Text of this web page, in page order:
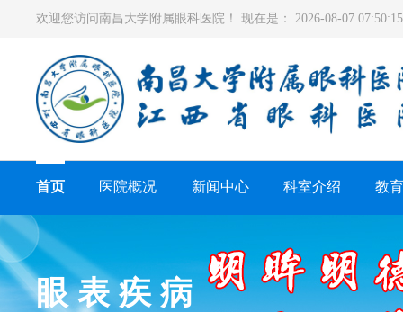
欢迎您访问南昌大学附属眼科医院！ 现在是： 2026-08-07
首页 医院概况 新闻中心 科室介绍 教
眼表疾病